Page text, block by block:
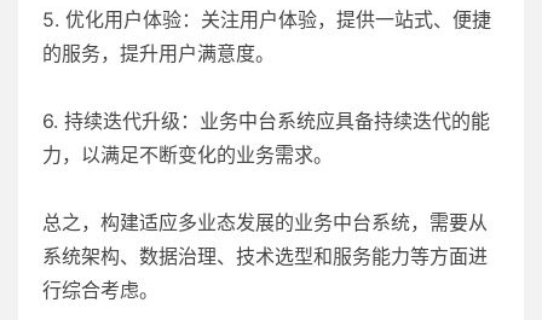
5. 优化用户体验：关注用户体验，提供一站式、便捷
的服务，提升用户满意度。
6. 持续迭代升级：业务中台系统应具备持续迭代的能
力，以满足不断变化的业务需求。
总之，构建适应多业态发展的业务中台系统，需要从
系统架构、数据治理、技术选型和服务能力等方面进
行综合考虑。